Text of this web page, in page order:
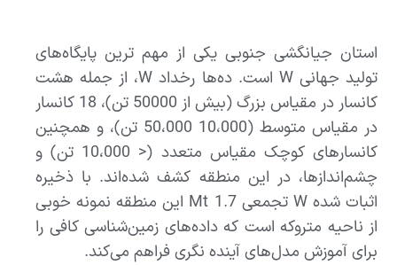
استان جیانگشی جنوبی یکی از مهم ترین پایگاه‌های
تولید جهانی W است. ده‌ها رخداد W، از جمله هشت
کانسار در مقیاس بزرگ (بیش از 50000 تن)، 18 کانسار
در مقیاس متوسط ​​(10،000 50،000 تن)، و همچنین
کانسارهای کوچک مقیاس متعدد (< 10،000 تن) و
چشم‌اندازها، در این منطقه کشف شده‌اند. با ذخیره
اثبات شده W تجمعی 1.7 Mt این منطقه نمونه خوبی
از ناحیه متروکه است که داده‌های زمین‌شناسی کافی را
برای آموزش مدل‌های آینده نگری فراهم می‌کند.